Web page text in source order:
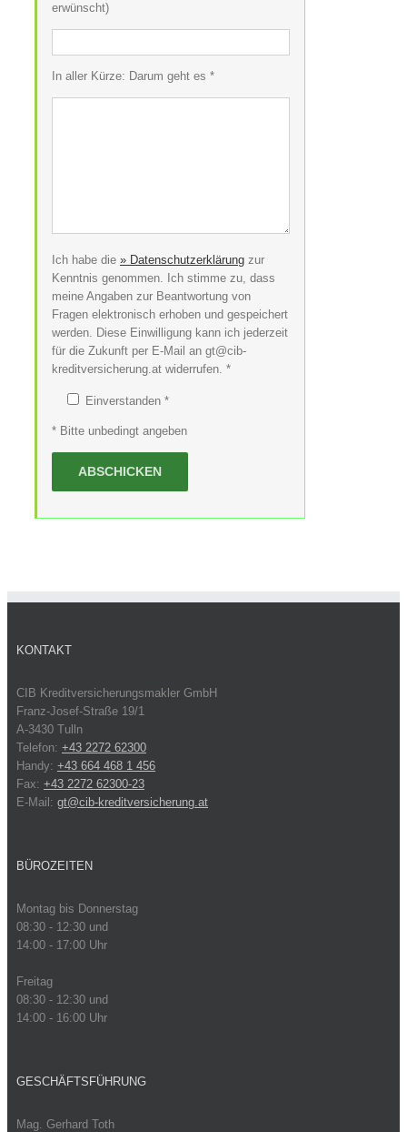
erwünscht)
In aller Kürze: Darum geht es *
Ich habe die » Datenschutzerklärung zur
Kenntnis genommen. Ich stimme zu, dass
meine Angaben zur Beantwortung von
Fragen elektronisch erhoben und gespeichert
werden. Diese Einwilligung kann ich jederzeit
für die Zukunft per E-Mail an gt@cib-
kreditversicherung.at widerrufen. *
Einverstanden *
* Bitte unbedingt angeben
KONTAKT
CIB Kreditversicherungsmakler GmbH
Franz-Josef-Straße 19/1
A-3430 Tulln
Telefon: +43 2272 62300
Handy: +43 664 468 1 456
Fax: +43 2272 62300-23
E-Mail: gt@cib-kreditversicherung.at
BÜROZEITEN
Montag bis Donnerstag
08:30 - 12:30 und
14:00 - 17:00 Uhr
Freitag
08:30 - 12:30 und
14:00 - 16:00 Uhr
GESCHÄFTSFÜHRUNG
Mag. Gerhard Toth